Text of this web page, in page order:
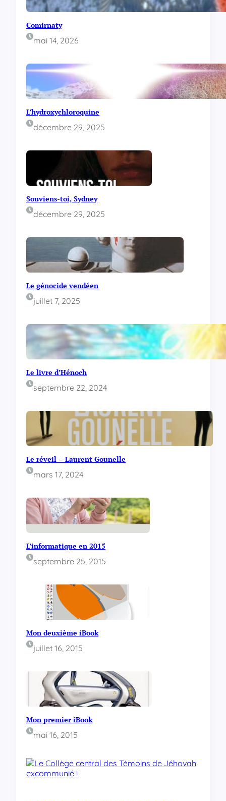
?
Comirnaty
mai 14, 2026
L’hydroxychloroquine
décembre 29, 2025
Souviens-toi, Sydney
décembre 29, 2025
Le génocide vendéen
juillet 7, 2025
Le livre d’Hénoch
septembre 22, 2024
Le réveil – Laurent Gounelle
mars 17, 2024
L’informatique en 2015
septembre 25, 2015
Mon deuxième iBook
juillet 16, 2015
Mon premier iBook
mai 16, 2015